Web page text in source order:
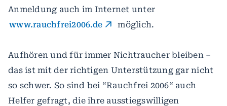
Anmeldung auch im Internet unter
www.rauchfrei2006.de
möglich.
Aufhören und für immer Nichtraucher bleiben –
das ist mit der richtigen Unterstützung gar nicht
so schwer. So sind bei “Rauchfrei 2006“ auch
Helfer gefragt, die ihre ausstiegswilligen